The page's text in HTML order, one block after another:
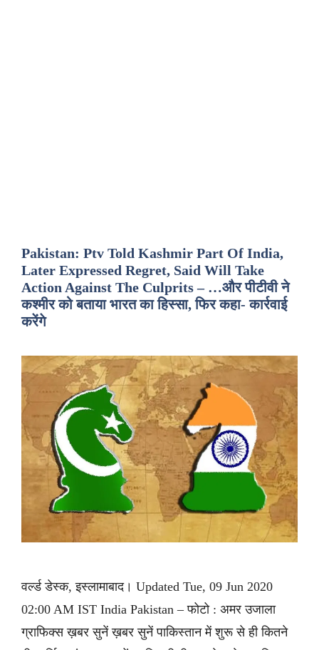
Pakistan: Ptv Told Kashmir Part Of India,
Later Expressed Regret, Said Will Take
Action Against The Culprits – …और पीटीवी ने
कश्मीर को बताया भारत का हिस्सा, फिर कहा- कार्रवाई
करेंगे
वर्ल्ड डेस्क, इस्लामाबाद। Updated Tue, 09 Jun 2020
02:00 AM IST India Pakistan – फोटो : अमर उजाला
ग्राफिक्स ख़बर सुनें ख़बर सुनें पाकिस्तान में शुरू से ही कितने